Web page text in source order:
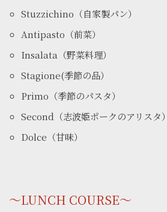
Stuzzichino（自家製パン）
Antipasto（前菜）
Insalata（野菜料理）
Stagione(季節の品）
Primo（季節のパスタ）
Second（志波姫ポークのアリスタ）
Dolce（甘味）
〜LUNCH COURSE〜